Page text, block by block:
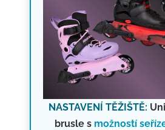
NASTAVENÍ TĚŽIŠTĚ:
brusle s možností